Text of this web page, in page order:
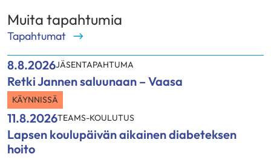
Muita tapahtumia
Tapahtumat
8.8.2026JÄSENTAPAHTUMA
Retki Jannen saluunaan – Vaasa
KÄYNNISSÄ
11.8.2026TEAMS-KOULUTUS
Lapsen koulupäivän aikainen diabeteksen
hoito